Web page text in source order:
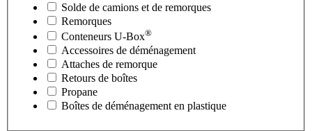
Solde de camions et de remorques
Remorques
Conteneurs U-Box®
Accessoires de déménagement
Attaches de remorque
Retours de boîtes
Propane
Boîtes de déménagement en plastique